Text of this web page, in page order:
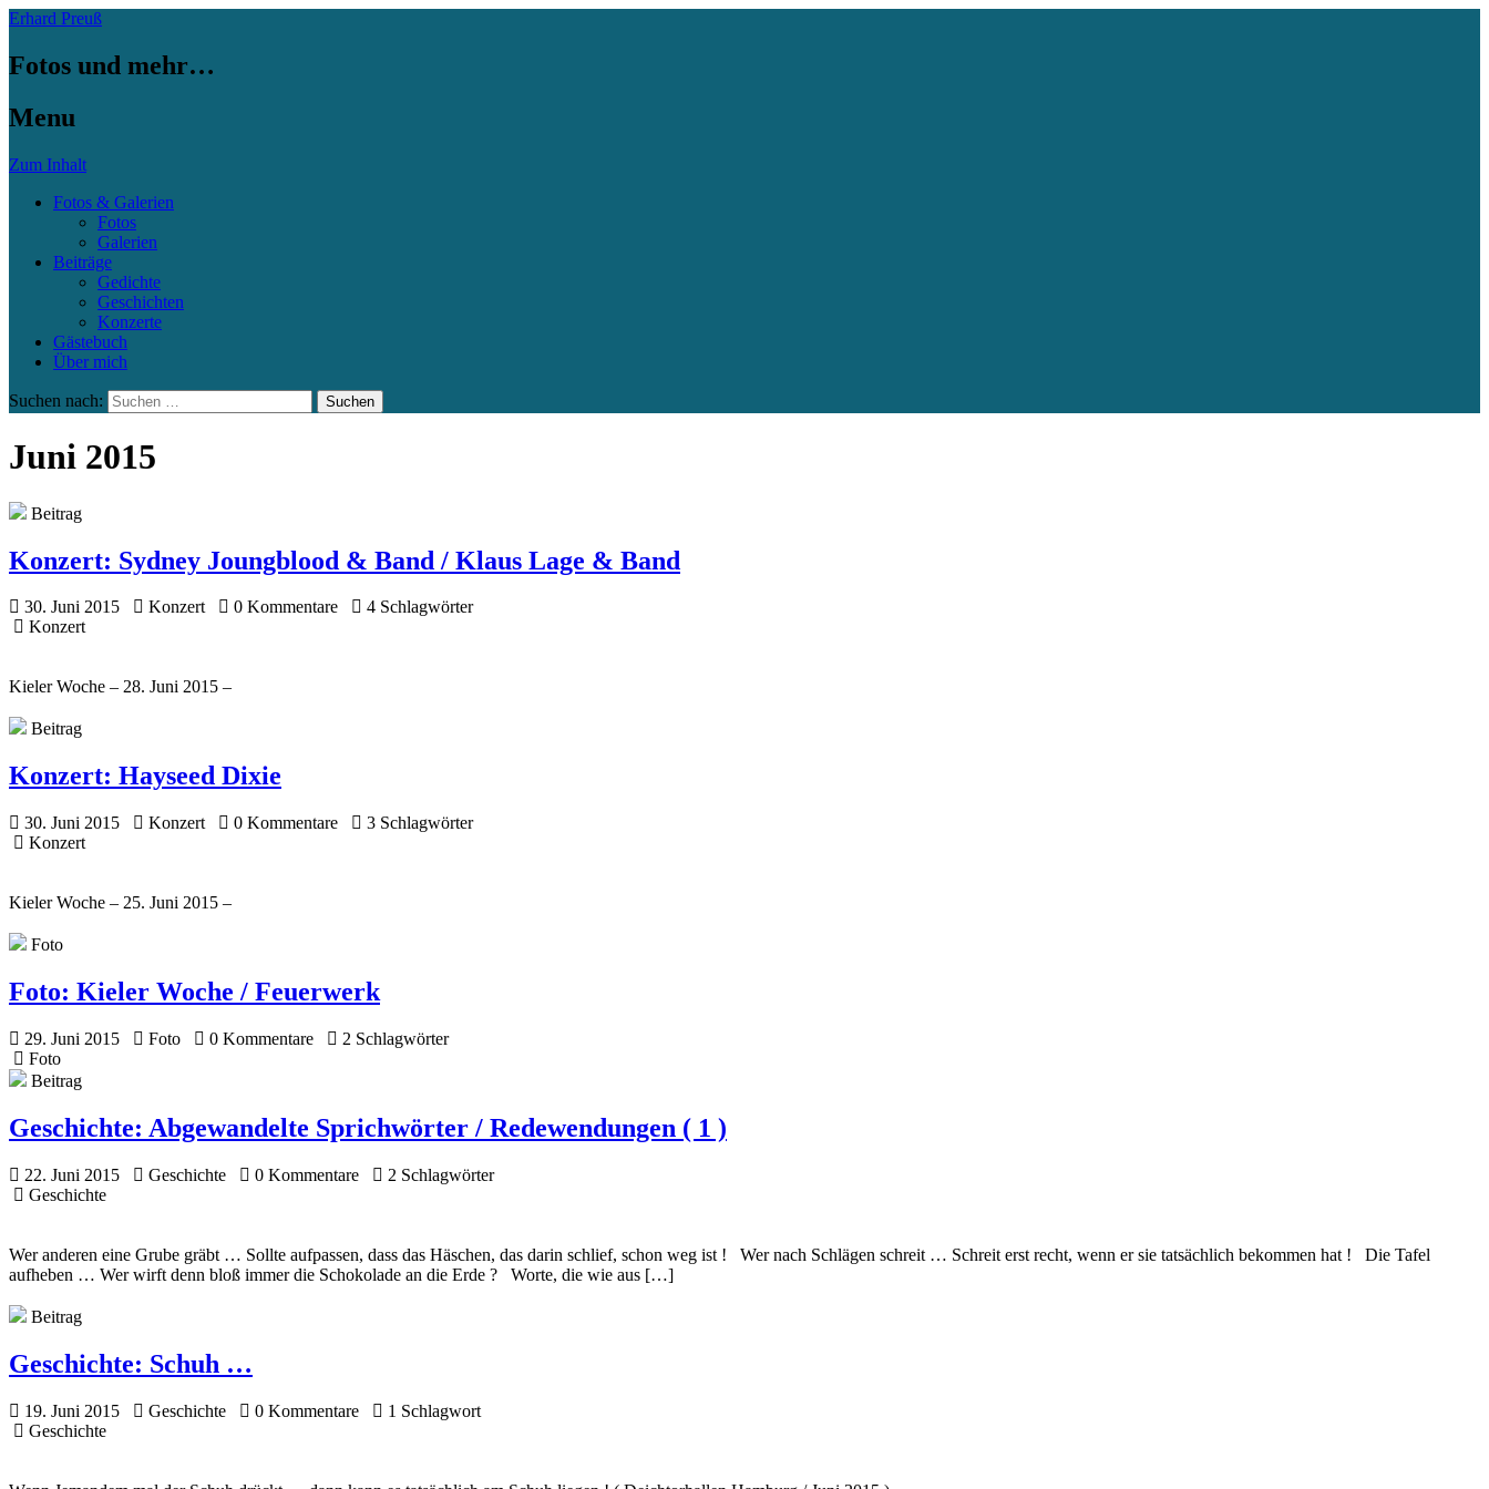
Erhard Preuß
Fotos und mehr…
Menu
Zum Inhalt
Fotos & Galerien
Fotos
Galerien
Beiträge
Gedichte
Geschichten
Konzerte
Gästebuch
Über mich
Suchen nach:
Juni 2015
Beitrag
Konzert: Sydney Joungblood & Band / Klaus Lage & Band
30. Juni 2015 Konzert 0 Kommentare
4 Schlagwörter
Konzert
Kieler Woche – 28. Juni 2015 –
Beitrag
Konzert: Hayseed Dixie
30. Juni 2015 Konzert 0 Kommentare
3 Schlagwörter
Konzert
Kieler Woche – 25. Juni 2015 –
Foto
Foto: Kieler Woche / Feuerwerk
29. Juni 2015 Foto 0 Kommentare
2 Schlagwörter
Foto
Beitrag
Geschichte: Abgewandelte Sprichwörter / Redewendungen ( 1 )
22. Juni 2015 Geschichte 0 Kommentare
2 Schlagwörter
Geschichte
Wer anderen eine Grube gräbt … Sollte aufpassen, dass das Häschen, das darin schlief, schon weg ist ! Wer nach Schlägen schreit … Schreit erst recht, wenn er sie tatsächlich bekommen hat ! Die Tafel
aufheben … Wer wirft denn bloß immer die Schokolade an die Erde ? Worte, die wie aus […]
Beitrag
Geschichte: Schuh …
19. Juni 2015 Geschichte 0 Kommentare
1 Schlagwort
Geschichte